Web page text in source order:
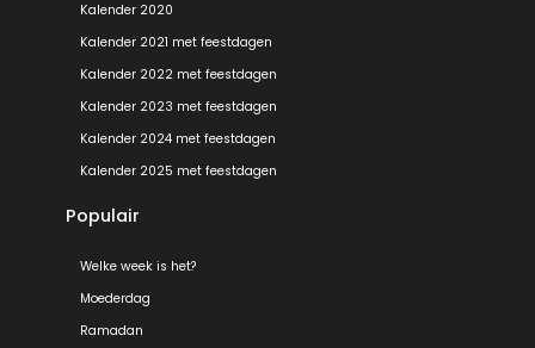
Kalender 2020
Kalender 2021 met feestdagen
Kalender 2022 met feestdagen
Kalender 2023 met feestdagen
Kalender 2024 met feestdagen
Kalender 2025 met feestdagen
Populair
Welke week is het?
Moederdag
Ramadan